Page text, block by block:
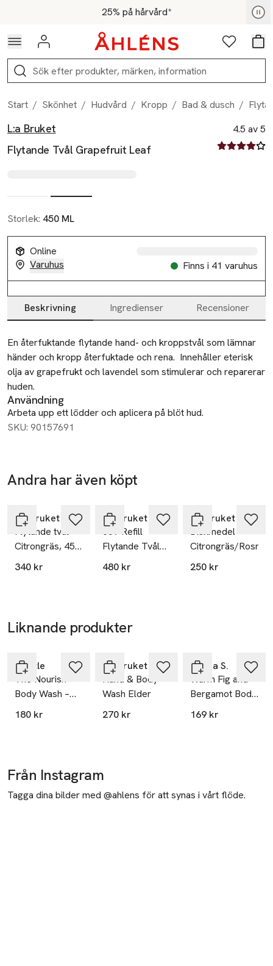
Hoppa till navigationsmenyn25% på hårvård*
För medlemmar - Shoppa nu
Logga in Favoriter
Sök
Start / Skönhet / Hudvård / Kropp / Bad & dusch /
Produktbilder
Hoppa över bildspelet
L:a Bruket
Flytande Tvål Grapefruit Leaf
4.5 av 5
4.5 av fem
Storlek: 450 ML
Online
Varuhus
Finns i 41 varuhus
Produktinformation
Beskrivning Ingredienser Recensioner
Beskrivning
En återfuktande flytande hand- och kroppstvål som lämnar
händer och kropp återfuktade och rena.  Innehåller eterisk
olja av grapefrukt och lavendel som stimulerar och reparerar
huden.
Användning
Arbeta upp ett lödder och aplicera på blöt hud.
SKU: 90157691
Andra har även köpt
L:a Bruket
Flytande tvål
Citrongräs, 450
ml
340 kr
L:a Bruket
069 Refill
Flytande Tvål
Lemongrass
480 kr
L:a Bruket
Diskmedel
Citrongräs/
250 kr
Liknande produkter
Mantle
The Nourish
Body Wash –
Nourishing +
180 kr
L:a Bruket
Hand & Body
Wash Elder
270 kr
Emma S.
Warm Fig and
Bergamot Body
Wash, 350 ml
169 kr
Från Instagram
Tagga dina bilder med @ahlens för att synas i vårt flöde.